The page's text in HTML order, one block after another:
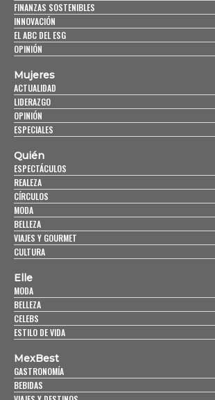
FINANZAS SOSTENIBLES
INNOVACIÓN
EL ABC DEL ESG
OPINIÓN
Mujeres
ACTUALIDAD
LIDERAZGO
OPINIÓN
ESPECIALES
Quién
ESPECTÁCULOS
REALEZA
CÍRCULOS
MODA
BELLEZA
VIAJES Y GOURMET
CULTURA
Elle
MODA
BELLEZA
CELEBS
ESTILO DE VIDA
MexBest
GASTRONOMÍA
BEBIDAS